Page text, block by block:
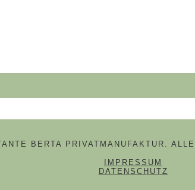
BERTA PRIVATMANUFAKTUR.
NAVIGATION
IMPRESSUM
DATENSCHUTZ